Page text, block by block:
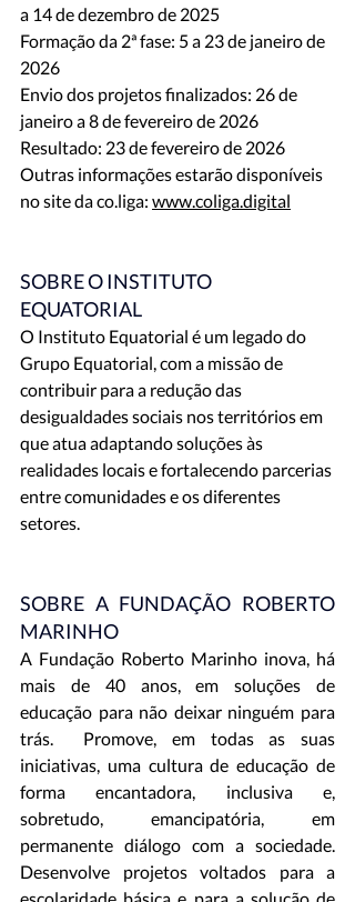
a 14 de dezembro de 2025
Formação da 2ª fase: 5 a 23 de janeiro de
2026
Envio dos projetos finalizados: 26 de
janeiro a 8 de fevereiro de 2026
Resultado: 23 de fevereiro de 2026
Outras informações estarão disponíveis
no site da co.liga: www.coliga.digital
SOBRE O INSTITUTO
EQUATORIAL
O Instituto Equatorial é um legado do
Grupo Equatorial, com a missão de
contribuir para a redução das
desigualdades sociais nos territórios em
que atua adaptando soluções às
realidades locais e fortalecendo parcerias
entre comunidades e os diferentes
setores.
SOBRE A FUNDAÇÃO ROBERTO
MARINHO
A Fundação Roberto Marinho inova, há
mais de 40 anos, em soluções de
educação para não deixar ninguém para
trás.  Promove, em todas as suas
iniciativas, uma cultura de educação de
forma encantadora, inclusiva e,
sobretudo, emancipatória, em
permanente diálogo com a sociedade.
Desenvolve projetos voltados para a